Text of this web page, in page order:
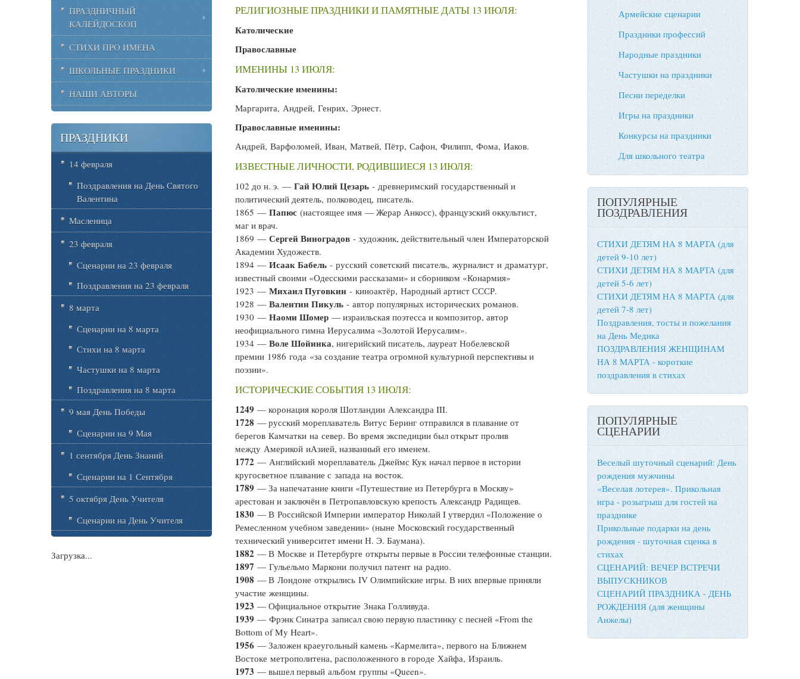
РЕЛИГИОЗНЫЕ ПРАЗДНИКИ И ПАМЯТНЫЕ ДАТЫ 13 ИЮЛЯ:
Католические
Православные
ИМЕНИНЫ 13 ИЮЛЯ:
Католические именины:
Маргарита, Андрей, Генрих, Эрнест.
Православные именины:
Андрей, Варфоломей, Иван, Матвей, Пётр, Сафон, Филипп, Фома, Иаков.
ИЗВЕСТНЫЕ ЛИЧНОСТИ, РОДИВШИЕСЯ 13 ИЮЛЯ:
102 до н. э. —Гай Юлий Цезарь - древнеримский государственный и
политический деятель, полководец, писатель.
1865 —Папюс (настоящее имя — Жерар Анкосс), французский оккультист,
маг и врач.
1869 —Сергей Виноградов - художник, действительный член Императорской
Академии Художеств.
1894 —Исаак Бабель - русский советский писатель, журналист и драматург,
известный своими «Одесскими рассказами» и сборником «Конармия»
1923 —Михаил Пуговкин - киноактёр, Народный артист СССР.
1928 —Валентин Пикуль - автор популярных исторических романов.
1930 —Наоми Шомер — израильская поэтесса и композитор, автор
неофициального гимна Иерусалима «Золотой Иерусалим».
1934 —Воле Шойинка, нигерийский писатель, лауреат Нобелевской
премии 1986 года «за создание театра огромной культурной перспективы и
поэзии».
ИСТОРИЧЕСКИЕ СОБЫТИЯ 13 ИЮЛЯ:
1249 — коронация короля Шотландии Александра III.
1728 — русский мореплаватель Витус Беринг отправился в плавание от
берегов Камчатки на север. Во время экспедиции был открыт пролив
между Америкой иАзией, названный его именем.
1772 — Английский мореплаватель Джеймс Кук начал первое в истории
кругосветное плавание с запада на восток.
1789 — За напечатание книги «Путешествие из Петербурга в Москву»
арестован и заключён в Петропавловскую крепость Александр Радищев.
1830 — В Российской Империи император Николай I утвердил «Положение о
Ремесленном учебном заведении» (ныне Московский государственный
технический университет имени Н. Э. Баумана).
1882 — В Москве и Петербурге открыты первые в России телефонные станции.
1897 — Гульельмо Маркони получил патент на радио.
1908 — В Лондоне открылись IV Олимпийские игры. В них впервые приняли
участие женщины.
1923 — Официальное открытие Знака Голливуда.
1939 — Фрэнк Синатра записал свою первую пластинку с песней «From the
Bottom of My Heart».
1956 — Заложен краеугольный камень «Кармелита», первого на Ближнем
Востоке метрополитена, расположенного в городе Хайфа, Израиль.
1973 — вышел первый альбом группы «Queen».
ПРАЗДНИЧНЫЙ
КАЛЕЙДОСКОП
СТИХИ ПРО ИМЕНА
ШКОЛЬНЫЕ ПРАЗДНИКИ
НАШИ АВТОРЫ
ПРАЗДНИКИ
14 февраля
Поздравления на День Святого
Валентина
Масленица
23 февраля
Сценарии на 23 февраля
Поздравления на 23 февраля
8 марта
Сценарии на 8 марта
Стихи на 8 марта
Частушки на 8 марта
Поздравления на 8 марта
9 мая День Победы
Сценарии на 9 Мая
1 сентября День Знаний
Сценарии на 1 Сентября
5 октября День Учителя
Сценарии на День Учителя
Загрузка...
Армейские сценарии
Праздники профессий
Народные праздники
Частушки на праздники
Песни переделки
Игры на праздники
Конкурсы на праздники
Для школьного театра
ПОПУЛЯРНЫЕ
ПОЗДРАВЛЕНИЯ
СТИХИ ДЕТЯМ НА 8 МАРТА (для
детей 9-10 лет)
СТИХИ ДЕТЯМ НА 8 МАРТА (для
детей 5-6 лет)
СТИХИ ДЕТЯМ НА 8 МАРТА (для
детей 7-8 лет)
Поздравления, тосты и пожелания
на День Медика
ПОЗДРАВЛЕНИЯ ЖЕНЩИНАМ
НА 8 МАРТА - короткие
поздравления в стихах
ПОПУЛЯРНЫЕ
СЦЕНАРИИ
Веселый шуточный сценарий: День
рождения мужчины
«Веселая лотерея». Прикольная
игра - розыгрыш для гостей на
празднике
Прикольные подарки на день
рождения - шуточная сценка в
стихах
СЦЕНАРИЙ: ВЕЧЕР ВСТРЕЧИ
ВЫПУСКНИКОВ
СЦЕНАРИЙ ПРАЗДНИКА - ДЕНЬ
РОЖДЕНИЯ (для женщины
Анжелы)